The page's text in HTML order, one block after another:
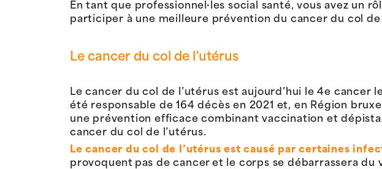
En tant que professionnel·les social santé, vous avez un
participer à une meilleure prévention du cancer du col de
Le cancer du col de l’utérus
Le cancer du col de l’utérus est aujourd’hui le 4e
été responsable de 164 décès en 2021 et, en Région
une prévention efficace combinant vaccination et
cancer du col de l’utérus.
Le cancer du col de l’utérus est causé par certaines
provoquent pas de cancer et le corps se débarrassera